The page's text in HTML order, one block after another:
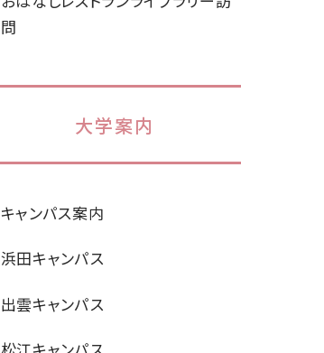
問
大学案内
キャンパス案内
浜田キャンパス
出雲キャンパス